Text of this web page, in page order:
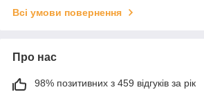
Всі умови повернення
Про нас
98% позитивних з 459 відгуків за рік